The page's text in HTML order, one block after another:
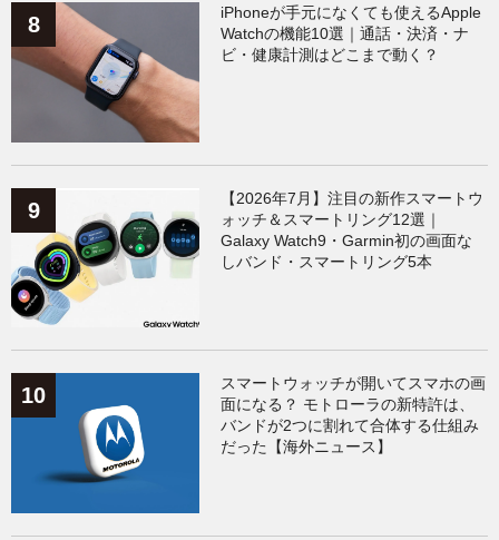
iPhoneが手元になくても使えるApple
Watchの機能10選｜通話・決済・ナ
ビ・健康計測はどこまで動く？
【2026年7月】注目の新作スマートウ
ォッチ＆スマートリング12選｜
Galaxy Watch9・Garmin初の画面な
しバンド・スマートリング5本
スマートウォッチが開いてスマホの画
面になる？ モトローラの新特許は、
バンドが2つに割れて合体する仕組み
だった【海外ニュース】